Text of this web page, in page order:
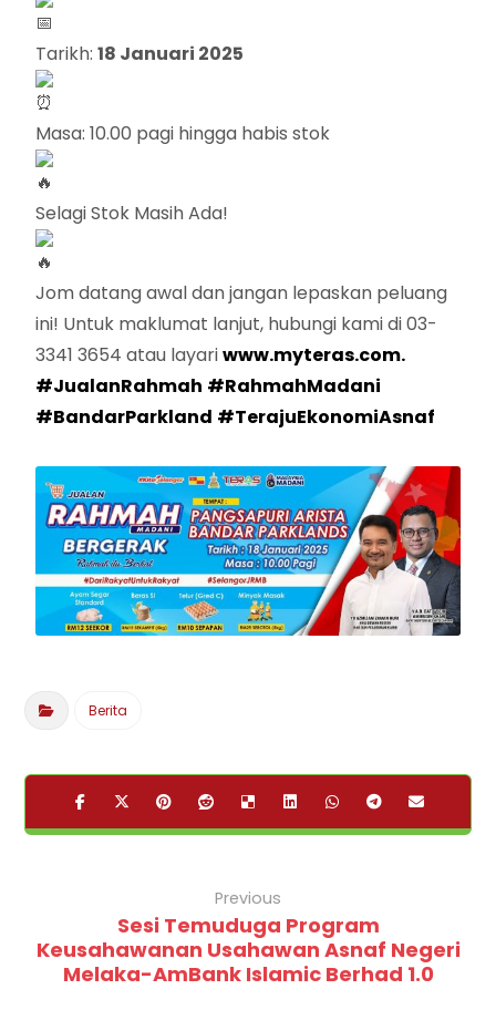
Tarikh:18 Januari 2025
Masa: 10.00 pagi hingga habis stok
Selagi Stok Masih Ada!
Jom datang awal dan jangan lepaskan peluang
ini! Untuk maklumat lanjut, hubungi kami di 03-
3341 3654 atau layariwww.myteras.com.
#JualanRahmah #RahmahMadani
#BandarParkland #TerajuEkonomiAsnaf
Berita
Previous
Sesi Temuduga Program
Keusahawanan Usahawan Asnaf Negeri
Melaka-AmBank Islamic Berhad 1.0